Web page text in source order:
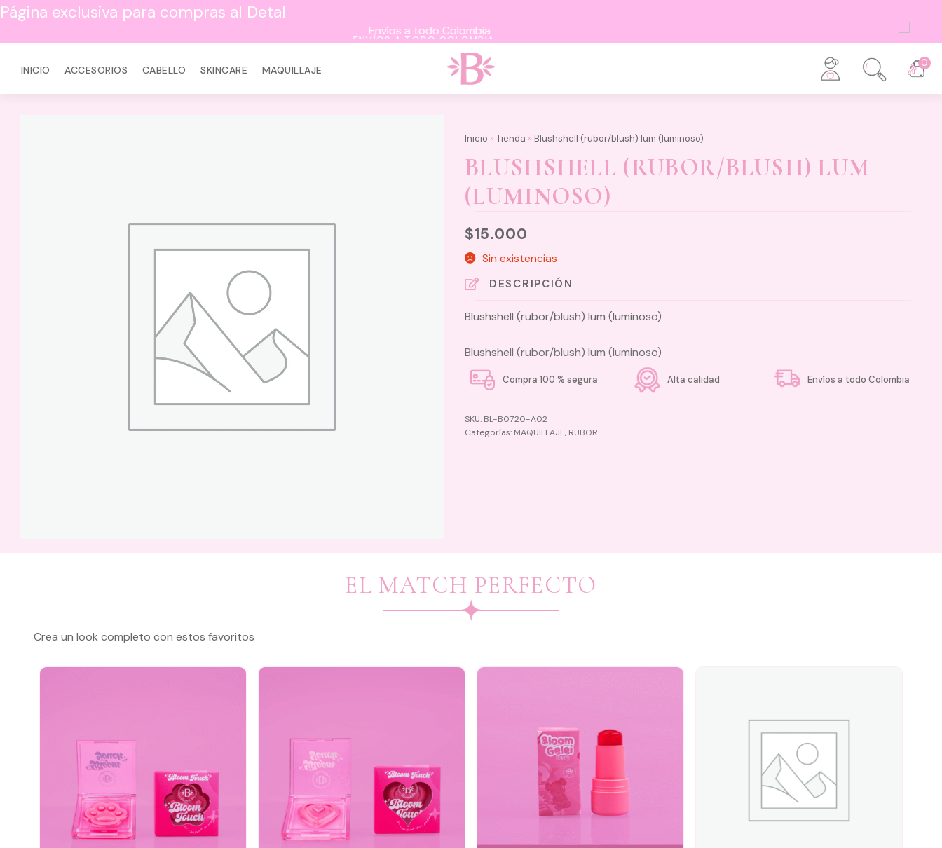
Página exclusiva para compras al Detal
ENVÍOS A TODO COLOMBIA
INICIO ACCESORIOS CABELLO SKINCARE MAQUILLAJE
0
Inicio » Tienda » Blushshell (rubor/blush) lum (luminoso)
BLUSHSHELL (RUBOR/BLUSH) LUM
(LUMINOSO)
$15.000
Sin existencias
DESCRIPCIÓN
Blushshell (rubor/blush) lum (luminoso)
Blushshell (rubor/blush) lum (luminoso)
Compra 100 % segura Alta calidad Envíos a todo Colombia
SKU: BL-B0720-A02
Categorías: MAQUILLAJE, RUBOR
EL MATCH PERFECTO
Crea un look completo con estos favoritos